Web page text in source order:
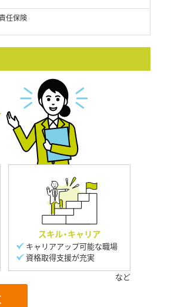
任保険
スキル・キャリア
キャリアアップ可能な職場
資格取得支援が充実